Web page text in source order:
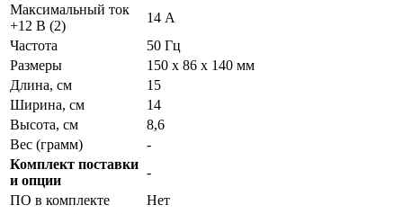
Максимальный ток
+12 В (2)
14 А
Частота
50 Гц
Размеры
150 x 86 x 140 мм
Длина, см
15
Ширина, см
14
Высота, см
8,6
Вес (грамм)
-
Комплект поставки
и опции
-
ПО в комплекте
Нет